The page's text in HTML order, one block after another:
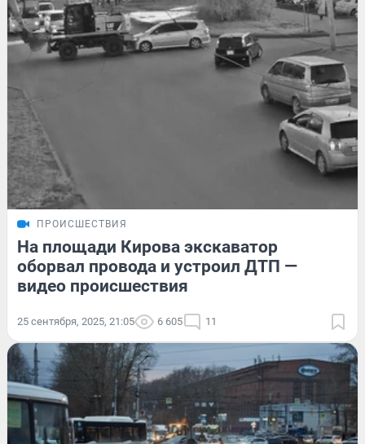
ПРОИСШЕСТВИЯ
На площади Кирова экскаватор
оборвал провода и устроил ДТП —
видео происшествия
25 сентября, 2025, 21:05 6 605 11